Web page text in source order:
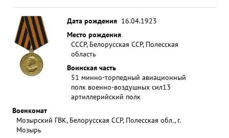
Дата рождения 16.04.1923
Место рождения
СССР, Белорусская ССР, Полесская
область
Воинская часть
51 минно-торпедный авиационный
полк военно-воздушных сил13
артиллерийский полк
Военкомат
Мозырский ГВК, Белорусская ССР, Полесская обл., г.
Мозырь